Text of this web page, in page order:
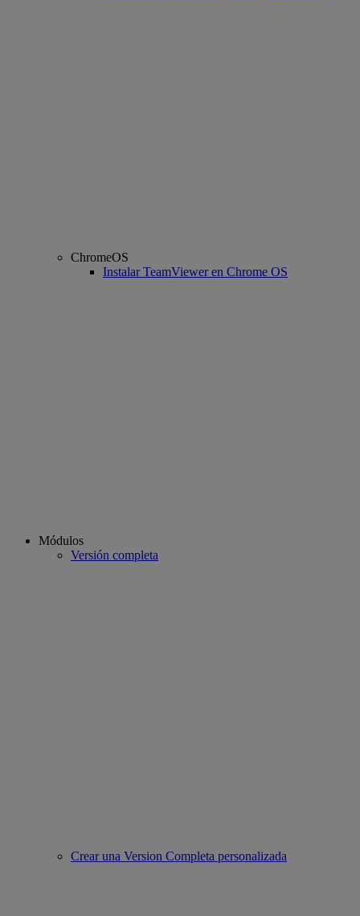
ChromeOS
Instalar TeamViewer en Chrome OS
Módulos
Versión completa
Crear una Version Completa personalizada